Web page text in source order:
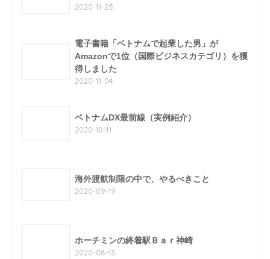
2020-11-25
電子書籍「ベトナムで起業した男」が
Amazonで1位（国際ビジネスカテゴリ）を獲
得しました
2020-11-04
ベトナムDX最前線（実例紹介）
2020-10-11
海外渡航制限の中で、やるべきこと
2020-09-19
ホーチミンの終着駅Ｂａｒ神崎
2020-08-13